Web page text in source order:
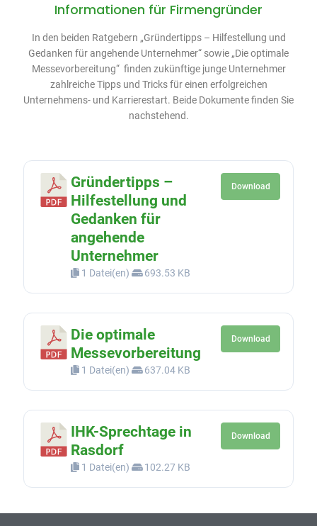
Informationen für Firmengründer
In den beiden Ratgebern „Gründertipps – Hilfestellung und
Gedanken für angehende Unternehmer“ sowie „Die optimale
Messevorbereitung“ finden zukünftige junge Unternehmer
zahlreiche Tipps und Tricks für einen erfolgreichen
Unternehmens- und Karrierestart. Beide Dokumente finden Sie
nachstehend.
Gründertipps –
Hilfestellung und
Gedanken für
angehende
Unternehmer
1 Datei(en) 693.53 KB
Download
Die optimale
Messevorbereitung
1 Datei(en) 637.04 KB
Download
IHK-Sprechtage in
Rasdorf
1 Datei(en) 102.27 KB
Download